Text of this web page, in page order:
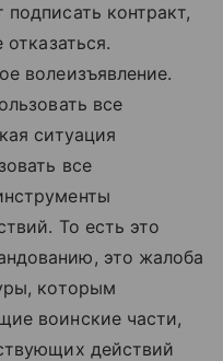
контракт,
волеизъявление.
все
ситуация
все
То есть это
это жалоба
которым
воинские части,
действий